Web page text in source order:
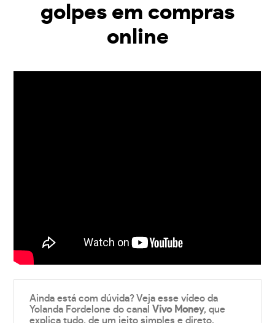
golpes em compras
online
Ainda está com dúvida? Veja esse vídeo da
Yolanda Fordelone do canalVivo Money, que
explica tudo, de um jeito simples e direto.